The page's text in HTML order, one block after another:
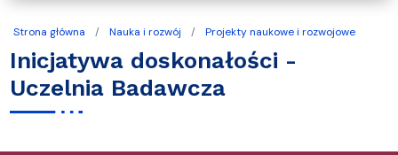
Strona główna Nauka i rozwój Projekty naukowe i rozwojowe
Inicjatywa doskonałości -
Uczelnia Badawcza